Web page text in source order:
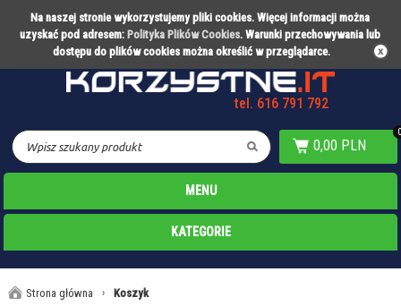
Na naszej stronie wykorzystujemy pliki cookies. Więcej informacji można
uzyskać pod adresem: Polityka Plików Cookies. Warunki przechowywania lub
dostępu do plików cookies można określić w przeglądarce.
Partner technologiczny Warty Poznań
tel. 616 791 792
0,00 PLN
0
MENU
KATEGORIE
Strona główna › Koszyk